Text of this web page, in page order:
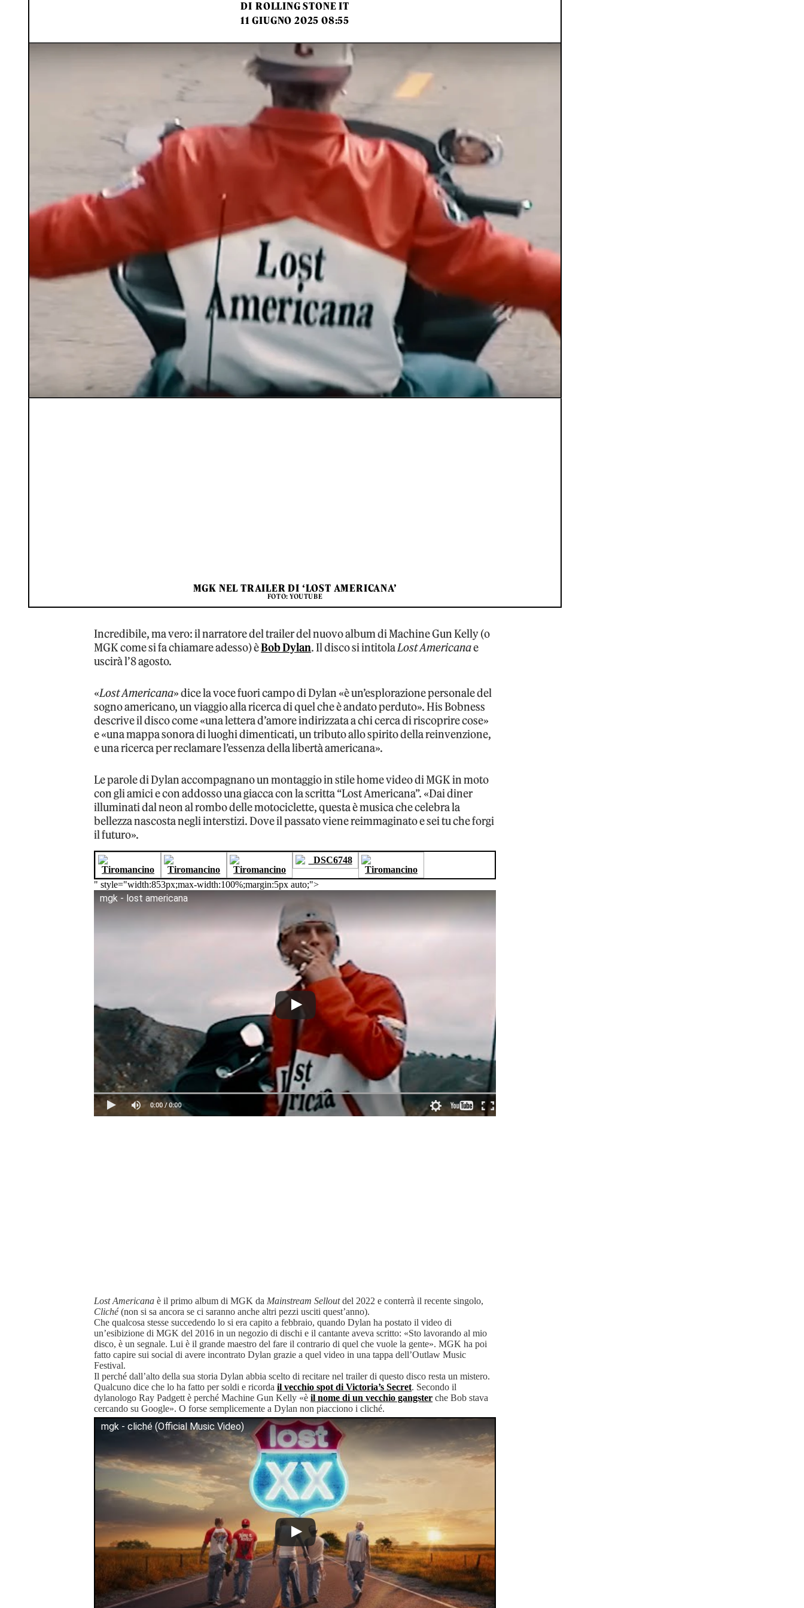
DI ROLLING STONE IT
11 GIUGNO 2025 08:55
MGK NEL TRAILER DI ‘LOST AMERICANA’
FOTO: YOUTUBE
Incredibile, ma vero: il narratore del trailer del nuovo album di Machine Gun Kelly (o
MGK come si fa chiamare adesso) èBob Dylan. Il disco si intitolaLost Americanae
uscirà l’8 agosto.
«Lost Americana» dice la voce fuori campo di Dylan «è un’esplorazione personale del
sogno americano, un viaggio alla ricerca di quel che è andato perduto». His Bobness
descrive il disco come «una lettera d’amore indirizzata a chi cerca di riscoprire cose»
e «una mappa sonora di luoghi dimenticati, un tributo allo spirito della reinvenzione,
e una ricerca per reclamare l’essenza della libertà americana».
Le parole di Dylan accompagnano un montaggio in stile home video di MGK in moto
con gli amici e con addosso una giacca con la scritta “Lost Americana”. «Dai diner
illuminati dal neon al rombo delle motociclette, questa è musica che celebra la
bellezza nascosta negli interstizi. Dove il passato viene reimmaginato e sei tu che forgi
il futuro».
" style="width:853px;max-width:100%;margin:5px auto;">
mgk - lost americana
Lost Americana è il primo album di MGK da Mainstream Selloutdel 2022 e conterrà il recente singolo,
Cliché(non si sa ancora se ci saranno anche altri pezzi usciti quest’anno).
Che qualcosa stesse succedendo lo si era capito a febbraio, quando Dylan ha postato il video di
un’esibizione di MGK del 2016 in un negozio di dischi e il cantante aveva scritto: «Sto lavorando al mio
disco, è un segnale. Lui è il grande maestro del fare il contrario di quel che vuole la gente». MGK ha poi
fatto capire sui social di avere incontrato Dylan grazie a quel video in una tappa dell’Outlaw Music
Festival.
Il perché dall’alto della sua storia Dylan abbia scelto di recitare nel trailer di questo disco resta un mistero.
Qualcuno dice che lo ha fatto per soldi e ricordail vecchio spot di Victoria’s Secret. Secondo il
dylanologo Ray Padgett è perché Machine Gun Kelly «èil nome di un vecchio gangster che Bob stava
cercando su Google». O forse semplicemente a Dylan non piacciono i cliché.
mgk - cliché (Official Music Video)